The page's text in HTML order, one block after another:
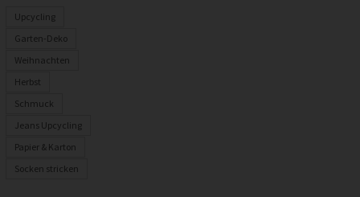
Upcycling
Garten-Deko
Weihnachten
Herbst
Schmuck
Jeans Upcycling
Papier & Karton
Socken stricken